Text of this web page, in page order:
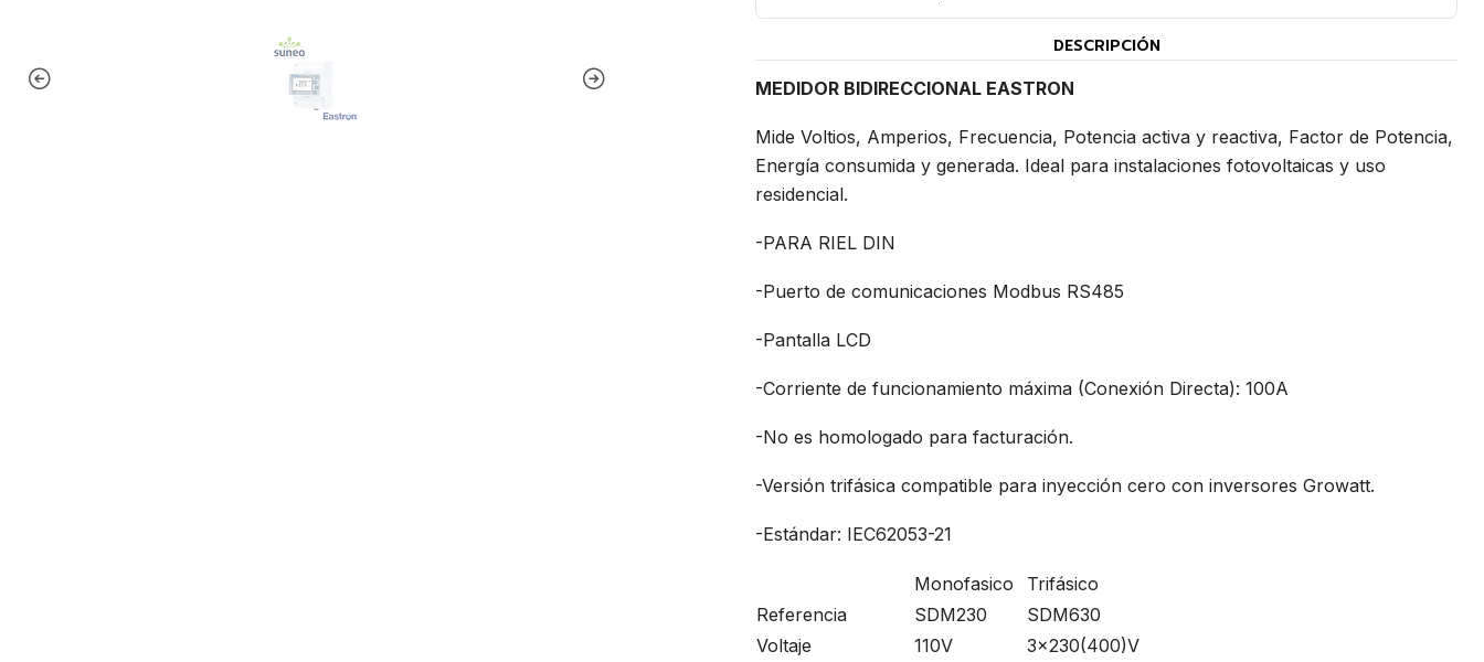
DESCRIPCIÓN
MEDIDOR BIDIRECCIONAL EASTRON
Mide Voltios, Amperios, Frecuencia, Potencia activa y reactiva, Factor de Potencia,
Energía consumida y generada. Ideal para instalaciones fotovoltaicas y uso
residencial.
-PARA RIEL DIN
-Puerto de comunicaciones Modbus RS485
-Pantalla LCD
-Corriente de funcionamiento máxima (Conexión Directa): 100A
-No es homologado para facturación.
-Versión trifásica compatible para inyección cero con inversores Growatt.
-Estándar: IEC62053-21
Monofasico
Trifásico
Referencia
SDM230
SDM630
Voltaje
110V
3×230(400)V